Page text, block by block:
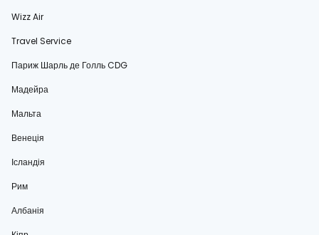
Wizz Air
Travel Service
Париж Шарль де Голль CDG
Мадейра
Мальта
Венеція
Ісландія
Рим
Албанія